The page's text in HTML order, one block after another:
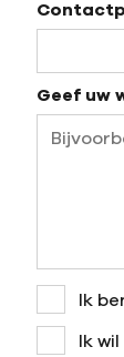
Geef uw
Ik
Ik